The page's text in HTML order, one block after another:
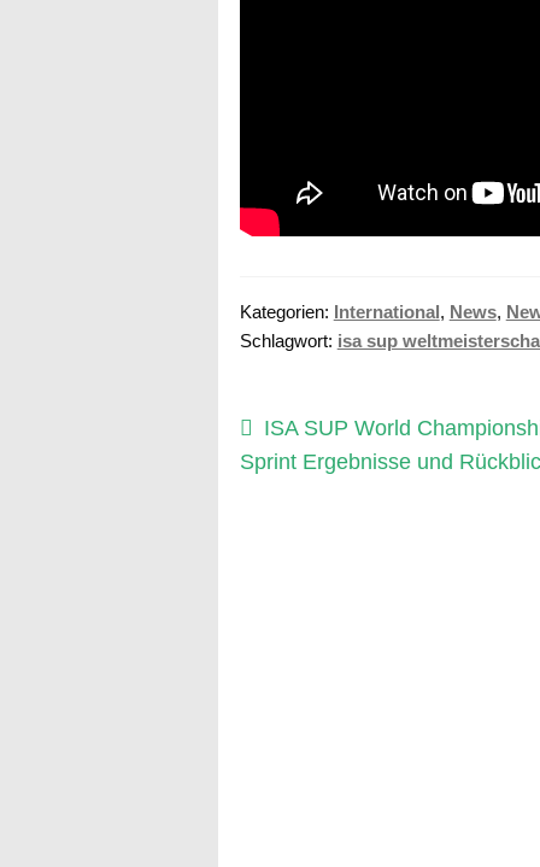
Kategorien: International, News,
Schlagwort: isa sup
Beitragsnavigation
Vorheriger
Beitrag:
ISA SUP World
Sprint Ergebnisse und